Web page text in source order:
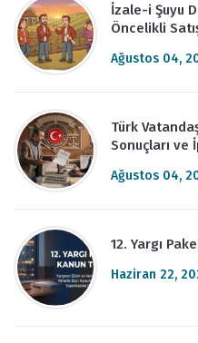
İzale-i Şuyu
Öncelikli
Ağustos 04,
Türk
Sonuçları ve
Ağustos 04,
12. Yargı
Haziran 22,